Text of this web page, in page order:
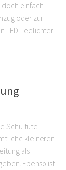
doch einfach
oder zur
LED-Teelichter
Schultüte
kleineren
als
Ebenso ist